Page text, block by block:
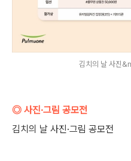
김치의 날 사진
◎ 사진·그림 공모전
김치의 날 사진·그림 공모전